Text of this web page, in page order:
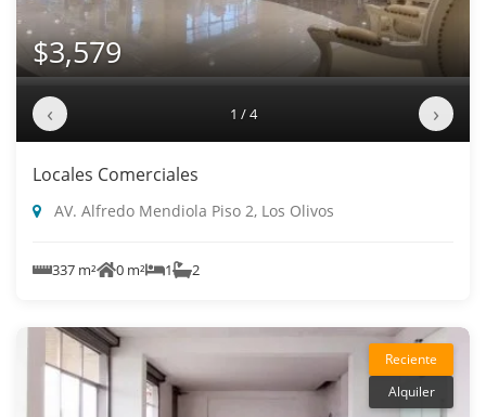
$3,579
‹ 1 / 4 ›
Locales Comerciales
AV. Alfredo Mendiola Piso 2, Los Olivos
337 m² 0 m² 1 2
Reciente
Alquiler